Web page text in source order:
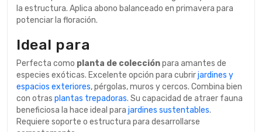
la estructura. Aplica abono balanceado en primavera para
potenciar la floración.
Ideal para
Perfecta como planta de colecciónpara amantes de
especies exóticas. Excelente opción para cubrirjardines y
espacios exteriores, pérgolas, muros y cercos. Combina bien
con otras plantas trepadoras. Su capacidad de atraer fauna
beneficiosa la hace ideal para jardines sustentables.
Requiere soporte o estructura para desarrollarse